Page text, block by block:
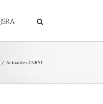
JSRA
Actualites CNRST